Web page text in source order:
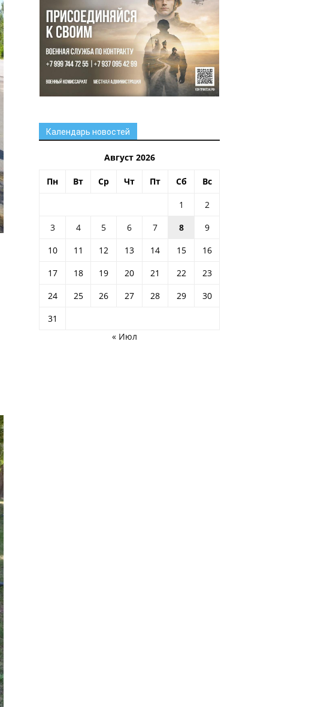
Календарь новостей
Август 2026
Пн Вт Ср Чт Пт Сб Вс
1
2
3
4 5 6 7 8
9
10
11 12 13 14 15
16
17
18 19 20 21 22
23
24
25 26 27 28 29
30
31
« Июл